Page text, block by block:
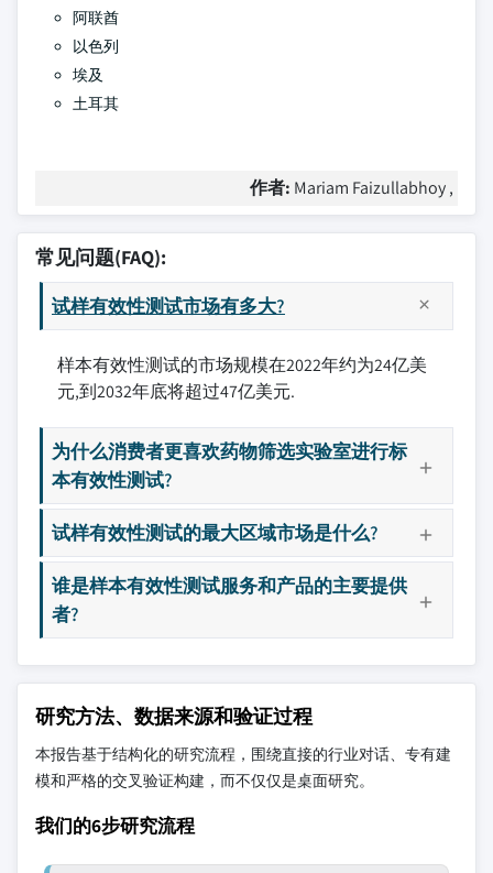
阿联酋
以色列
埃及
土耳其
作者: Mariam Faizullabhoy ,
常见问题(FAQ):
试样有效性测试市场有多大?
样本有效性测试的市场规模在2022年约为24亿美
元,到2032年底将超过47亿美元.
为什么消费者更喜欢药物筛选实验室进行标
本有效性测试?
试样有效性测试的最大区域市场是什么?
谁是样本有效性测试服务和产品的主要提供
者?
研究方法、数据来源和验证过程
本报告基于结构化的研究流程，围绕直接的行业对话、专有建
模和严格的交叉验证构建，而不仅仅是桌面研究。
我们的6步研究流程